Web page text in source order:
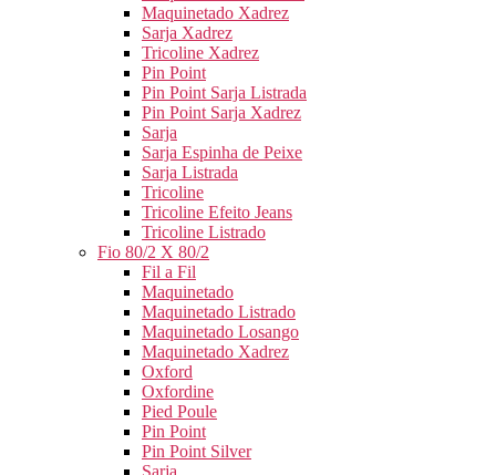
Maquinetado Xadrez
Sarja Xadrez
Tricoline Xadrez
Pin Point
Pin Point Sarja Listrada
Pin Point Sarja Xadrez
Sarja
Sarja Espinha de Peixe
Sarja Listrada
Tricoline
Tricoline Efeito Jeans
Tricoline Listrado
Fio 80/2 X 80/2
Fil a Fil
Maquinetado
Maquinetado Listrado
Maquinetado Losango
Maquinetado Xadrez
Oxford
Oxfordine
Pied Poule
Pin Point
Pin Point Silver
Sarja